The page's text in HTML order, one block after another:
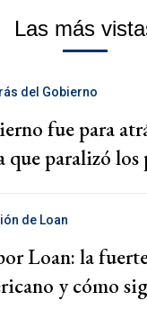
Las más
del Gobierno
fue para
que paralizó los
de Loan
Loan: la
y cómo